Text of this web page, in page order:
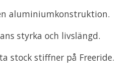
aluminiumkonstruktion.
styrka och livslängd.
stock stiffner på Freeride.